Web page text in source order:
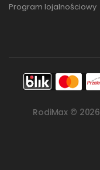
Program lojalnościowy
RodiMax © 2026